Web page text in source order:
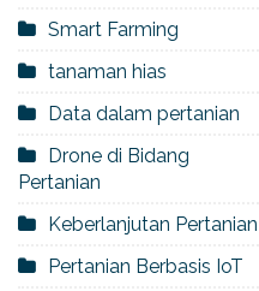
Smart Farming
tanaman hias
Data dalam pertanian
Drone di Bidang
Pertanian
Keberlanjutan Pertanian
Pertanian Berbasis IoT